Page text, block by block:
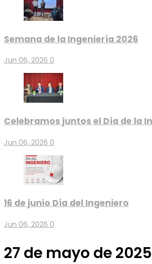
Semana de la Ingeniería 2026
Jun 06, 2026 0
Celebramos juntos el Día de la
Jun 06, 2026 0
16 de junio Día del Ingeniero
Jun 06, 2026 0
27 de mayo de 2025